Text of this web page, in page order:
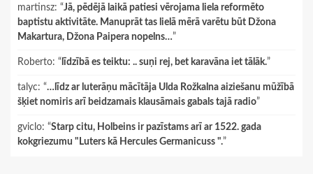
martinsz: “Jā, pēdējā laikā patiesi vērojama liela reformēto
baptistu aktivitāte. Manuprāt tas lielā mērā varētu būt Džona
Makartura, Džona Paipera nopelns…”
Roberto: “ līdzībā es teiktu: .. suņi rej, bet karavāna iet tālāk.”
talyc: “…līdz ar luterāņu mācītāja Ulda Rožkalna aiziešanu mūžībā
šķiet nomiris arī beidzamais klausāmais gabals tajā radio”
gviclo: “Starp citu, Holbeins ir pazīstams arī ar 1522. gada
kokgriezumu "Luters kā Hercules Germanicuss ".”